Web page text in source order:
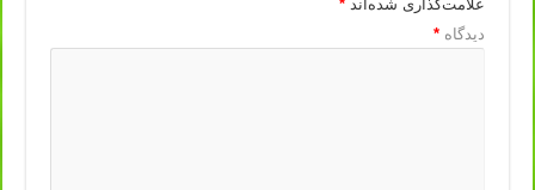
علامت‌گذاری شده‌اند*
دیدگاه*